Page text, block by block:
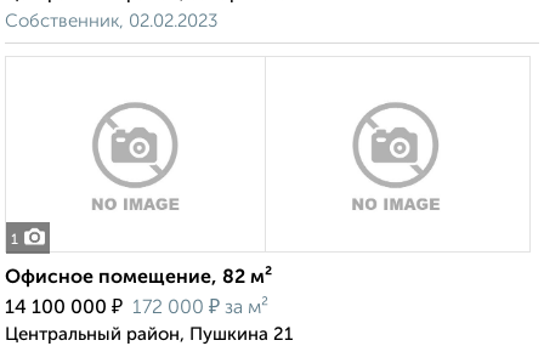
Собственник, 02.02.2023
1
Офисное помещение, 82 м²
14 100 000 ₽ 172 000 ₽ за м²
Центральный район, Пушкина 21